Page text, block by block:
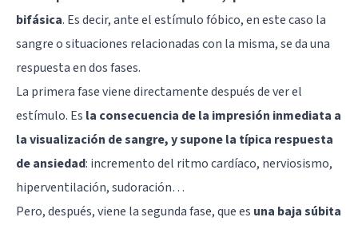
bifásica. Es decir, ante el estímulo fóbico, en este caso la
sangre o situaciones relacionadas con la misma, se da una
respuesta en dos fases.
La primera fase viene directamente después de ver el
estímulo. Es la consecuencia de la impresión inmediata a
la visualización de sangre, y supone la típica respuesta
de ansiedad: incremento del ritmo cardíaco, nerviosismo,
hiperventilación, sudoración…
Pero, después, viene la segunda fase, que es una baja súbita